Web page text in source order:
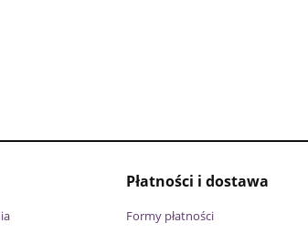
Płatności i dostawa
Formy płatności